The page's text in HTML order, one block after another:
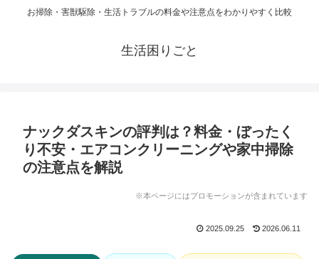
お掃除・害獣駆除・生活トラブルの料金や注意点をわかりやすく比較
生活困りごと
ナックダスキンの評判は？料金・ぼったく
り不安・エアコンクリーニングや家中掃除
の注意点を解説
※本ページにはプロモーションが含まれています
2025.09.25 2026.06.11